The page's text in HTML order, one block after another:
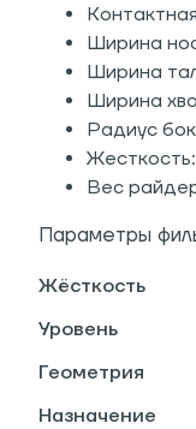
Ширина
Ширина
Ширина
Радиус
Вес
Параметры
Жёсткость
Уровень
Геометрия
Назначение